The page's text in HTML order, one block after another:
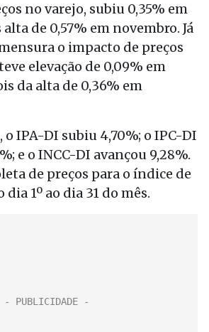
no varejo, subiu 0,35% em
de 0,57% em novembro. Já
o impacto de preços
elevação de 0,09% em
da alta de 0,36% em
o IPA-DI subiu 4,70%; o IPC-DI
e o INCC-DI avançou 9,28%.
de preços para o índice de
1º ao dia 31 do mês.